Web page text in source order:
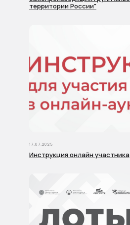
территории России"
17.07.2025
Инструкция онлайн участника